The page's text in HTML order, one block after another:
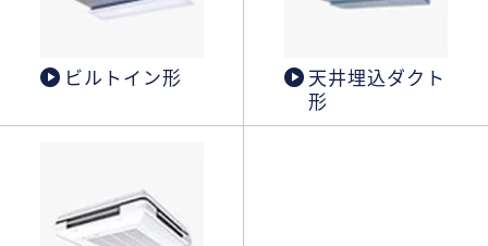
ビルトイン形
天井埋込ダクト
形